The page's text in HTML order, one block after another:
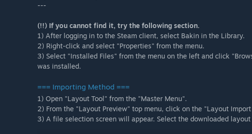
---
(!!) If you cannot find it, try the following section.
1) After logging in to the Steam client, select Bakin in the Library.
2) Right-click and select "Properties" from the menu.
3) Select "Installed Files" from the menu on the left and click
was installed.
=== Importing Method ===
1) Open "Layout Tool" from the "Master Menu".
2) From the "Layout Preview" top menu, click on the "Layout
3) A file selection screen will appear. Select the downloaded